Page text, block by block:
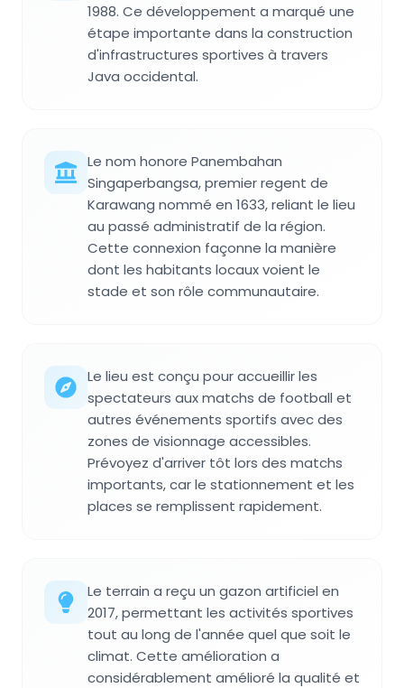
1988. Ce développement a marqué une
étape importante dans la construction
d'infrastructures sportives à travers
Java occidental.
Le nom honore Panembahan
Singaperbangsa, premier regent de
Karawang nommé en 1633, reliant le lieu
au passé administratif de la région.
Cette connexion façonne la manière
dont les habitants locaux voient le
stade et son rôle communautaire.
Le lieu est conçu pour accueillir les
spectateurs aux matchs de football et
autres événements sportifs avec des
zones de visionnage accessibles.
Prévoyez d'arriver tôt lors des matchs
importants, car le stationnement et les
places se remplissent rapidement.
Le terrain a reçu un gazon artificiel en
2017, permettant les activités sportives
tout au long de l'année quel que soit le
climat. Cette amélioration a
considérablement amélioré la qualité et